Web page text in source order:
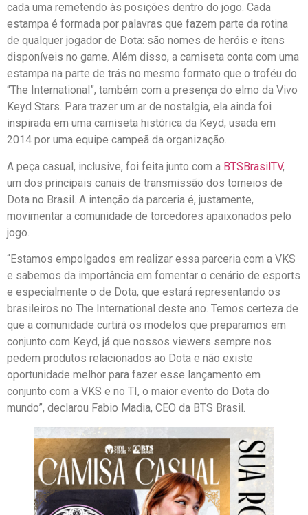
cada uma remetendo às posições dentro do jogo. Cada
estampa é formada por palavras que fazem parte da rotina
de qualquer jogador de Dota: são nomes de heróis e itens
disponíveis no game. Além disso, a camiseta conta com uma
estampa na parte de trás no mesmo formato que o troféu do
“The International”, também com a presença do elmo da Vivo
Keyd Stars. Para trazer um ar de nostalgia, ela ainda foi
inspirada em uma camiseta histórica da Keyd, usada em
2014 por uma equipe campeã da organização.
A peça casual, inclusive, foi feita junto com a BTSBrasilTV,
um dos principais canais de transmissão dos torneios de
Dota no Brasil. A intenção da parceria é, justamente,
movimentar a comunidade de torcedores apaixonados pelo
jogo.
“Estamos empolgados em realizar essa parceria com a VKS
e sabemos da importância em fomentar o cenário de esports
e especialmente o de Dota, que estará representando os
brasileiros no The International deste ano. Temos certeza de
que a comunidade curtirá os modelos que preparamos em
conjunto com Keyd, já que nossos viewers sempre nos
pedem produtos relacionados ao Dota e não existe
oportunidade melhor para fazer esse lançamento em
conjunto com a VKS e no TI, o maior evento do Dota do
mundo”, declarou Fabio Madia, CEO da BTS Brasil.